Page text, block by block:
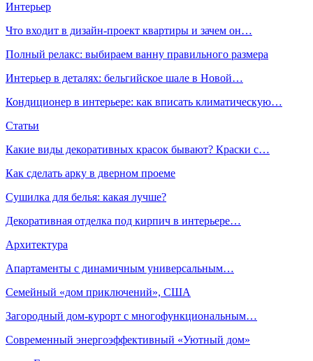
Интерьер
Что входит в дизайн-проект квартиры и зачем он…
Полный релакс: выбираем ванну правильного размера
Интерьер в деталях: бельгийское шале в Новой…
Кондиционер в интерьере: как вписать климатическую…
Статьи
Какие виды декоративных красок бывают? Краски с…
Как сделать арку в дверном проеме
Сушилка для белья: какая лучше?
Декоративная отделка под кирпич в интерьере…
Архитектура
Апартаменты с динамичным универсальным…
Семейный «дом приключений», США
Загородный дом-курорт с многофункциональным…
Современный энергоэффективный «Уютный дом»